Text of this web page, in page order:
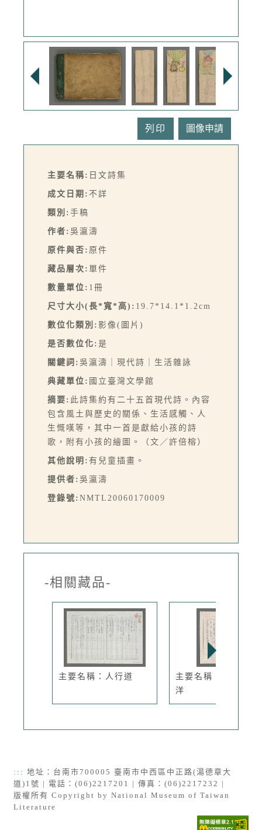
列印
主要名稱: 日文詩集
成文日期: 不詳
類別: 手稿
作者: 吳瀛濤
原件與否: 原件
藏品層次: 單件
數量單位: 1冊
尺寸大小(長*寬*高): 19.7*14.1*1.2cm
數位化類別: 影像(圖片)
是否數位化: 是
關鍵詞: 吳瀛濤｜現代詩｜生活雜詠
典藏單位: 國立臺灣文學館
摘要: 此詩集約有二十五首現代詩。內容
包含風土與歷史的關係、生活感觸、人
生慨嘆等，其中一首是獻給小孩的詩
歌，附有小孩的繪圖。（文／許倍榕）
其他說明: 有兒童插畫。
提供者: 吳瀛濤
登錄號: NMTL20060170009
-相關藏品-
主要名稱：人行道
主要名稱：夜眺太平
洋
::: 地址：台南市700005 臺南市中西區中正路(湯德章大
道)1號 | 電話：(06)2217201 | 傳真：(06)2217232 |
版權所有 Copyright by National Museum of Taiwan
Literature